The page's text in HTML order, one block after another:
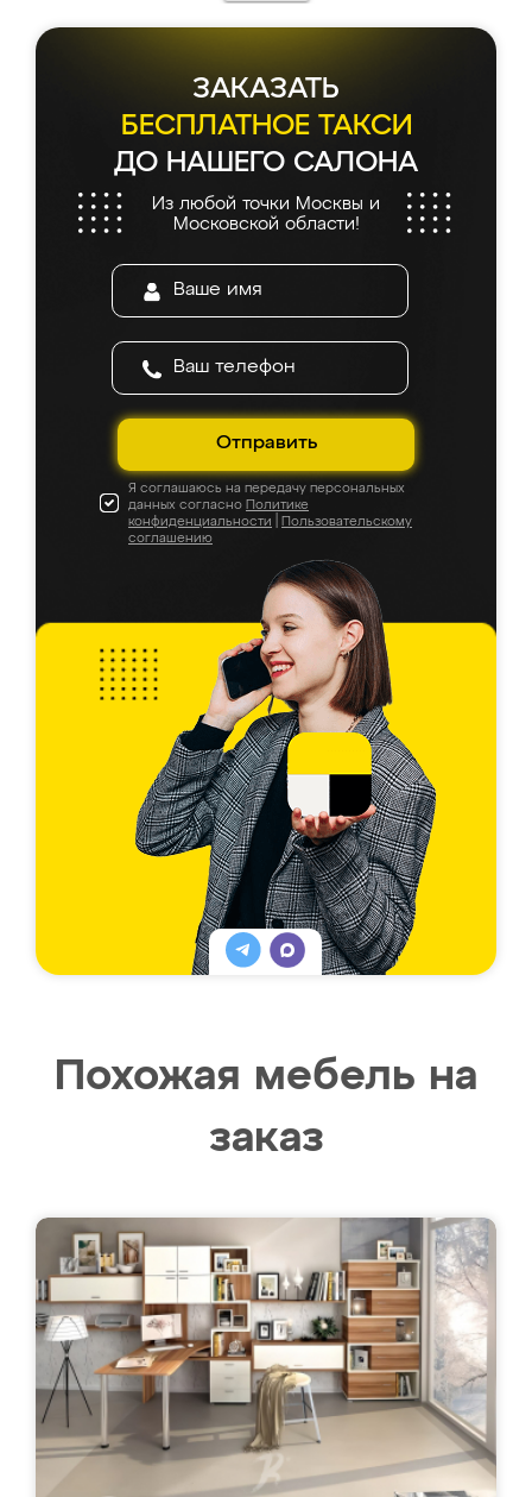
ЗАКАЗАТЬ
БЕСПЛАТНОЕ ТАКСИ
ДО НАШЕГО САЛОНА
Из любой точки Москвы и
Московской области!
Отправить
Я соглашаюсь на передачу персональных
данных согласно Политике
конфиденциальности
Пользовательскому
соглашению
Похожая мебель на
заказ